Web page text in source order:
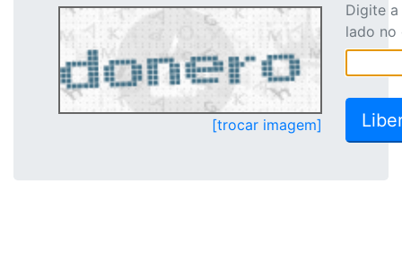
[trocar imagem]
Digite
lado no